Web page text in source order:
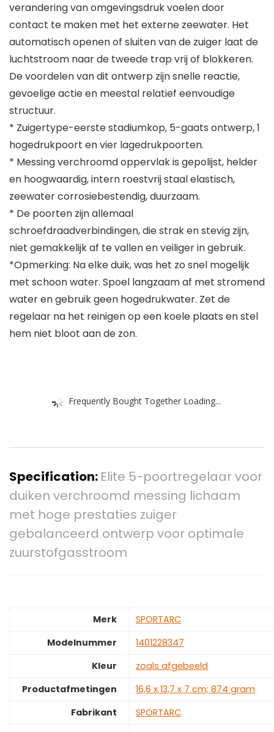
verandering van omgevingsdruk voelen door
contact te maken met het externe zeewater. Het
automatisch openen of sluiten van de zuiger laat de
luchtstroom naar de tweede trap vrij of blokkeren.
De voordelen van dit ontwerp zijn snelle reactie,
gevoelige actie en meestal relatief eenvoudige
structuur.
* Zuigertype-eerste stadiumkop, 5-gaats ontwerp, 1
hogedrukpoort en vier lagedrukpoorten.
* Messing verchroomd oppervlak is gepolijst, helder
en hoogwaardig, intern roestvrij staal elastisch,
zeewater corrosiebestendig, duurzaam.
* De poorten zijn allemaal
schroefdraadverbindingen, die strak en stevig zijn,
niet gemakkelijk af te vallen en veiliger in gebruik.
*Opmerking: Na elke duik, was het zo snel mogelijk
met schoon water. Spoel langzaam af met stromend
water en gebruik geen hogedrukwater. Zet de
regelaar na het reinigen op een koele plaats en stel
hem niet bloot aan de zon.
Frequently Bought Together Loading...
Specification: Elite 5-poortregelaar voor
duiken verchroomd messing lichaam
met hoge prestaties zuiger
gebalanceerd ontwerp voor optimale
zuurstofgasstroom
Merk
‎SPORTARC
Modelnummer
‎1401228347
Kleur
‎zoals afgebeeld
Productafmetingen
‎16,6 x 13,7 x 7 cm; 874 gram
Fabrikant
‎SPORTARC